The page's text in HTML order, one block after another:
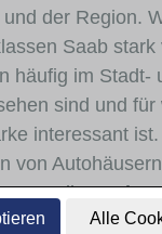
Alle
der Region.
Saab stark
häufig im Stadt-
sind und für
interessant
von
dieSaab-
interne Links